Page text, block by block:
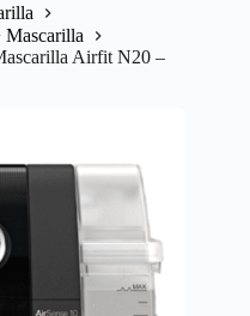
Mascarilla
Airfit N20 –